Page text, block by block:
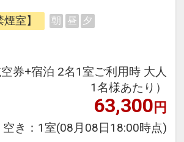
イナミックパッケージだか
市滞在はもちろん周遊旅行
！
中の1泊だけの宿泊や延
泊なども自由自在です。
トは、安心のJAL（または
ープ）確約！フライトマイ
貯まります。
室】 朝 昼 夕
空券+宿泊 2名1室ご利用時 大人
1名様あたり）
63,300円
空き： 1室(08月08日18:00時点)